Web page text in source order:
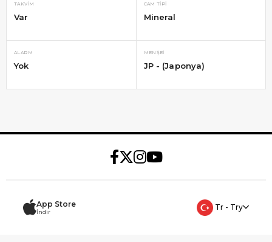
TAKVIM
Var
CAM TIPI
Mineral
ALARM
Yok
MENŞEI
JP - (Japonya)
App Store
İndir
Tr - Try